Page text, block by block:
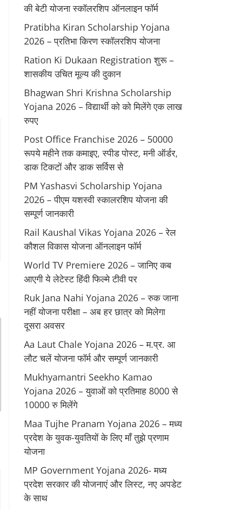
की बेटी योजना स्कॉलरशिप ऑनलाइन फॉर्म
Pratibha Kiran Scholarship Yojana
2026 – प्रतिभा किरण स्कॉलरशिप योजना
Ration Ki Dukaan Registration शुरू –
शासकीय उचित मूल्य की दुकान
Bhagwan Shri Krishna Scholarship
Yojana 2026 – विद्यार्थी को को मिलेंगे एक लाख
रुपए
Post Office Franchise 2026 – 50000
रूपये महीने तक कमाइए, स्पीड पोस्ट, मनी ऑर्डर,
डाक टिकटों और डाक सर्विस से
PM Yashasvi Scholarship Yojana
2026 – पीएम यशस्वी स्कालरशिप योजना की
सम्पूर्ण जानकारी
Rail Kaushal Vikas Yojana 2026 – रेल
कौशल विकास योजना ऑनलाइन फॉर्म
World TV Premiere 2026 – जानिए कब
आएगी ये लेटेस्ट हिंदी फिल्मे टीवी पर
Ruk Jana Nahi Yojana 2026 – रुक जाना
नहीं योजना परीक्षा – अब हर छात्र को मिलेगा
दूसरा अवसर
Aa Laut Chale Yojana 2026 – म.प्र. आ
लौट चलें योजना फॉर्म और सम्पूर्ण जानकारी
Mukhyamantri Seekho Kamao
Yojana 2026 – युवाओं को प्रतिमाह 8000 से
10000 रु मिलेंगे
Maa Tujhe Pranam Yojana 2026 – मध्य
प्रदेश के युवक-युवतियों के लिए मॉं तुझे प्रणाम
योजना
MP Government Yojana 2026- मध्य
प्रदेश सरकार की योजनाएं और लिस्ट, नए अपडेट
के साथ